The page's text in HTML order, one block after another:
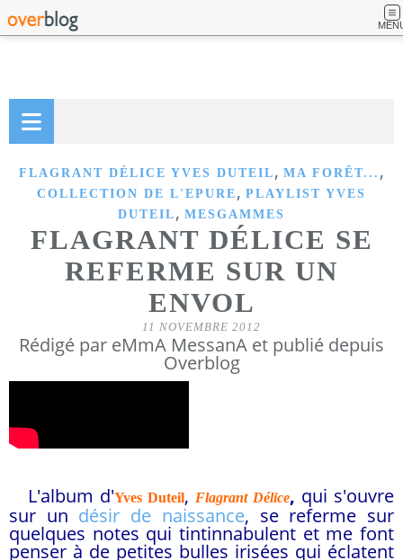
FLAGRANT DÉLICE YVES DUTEIL , MA FORÊT... ,
COLLECTION DE L'EPURE , PLAYLIST YVES
DUTEIL , MESGAMMES
FLAGRANT DÉLICE SE
REFERME SUR UN
ENVOL
11 NOVEMBRE 2012
Rédigé par eMmA MessanA et publié depuis
Overblog
L'album d'Yves Duteil, Flagrant Délice, qui s'ouvre
sur un désir de naissance, se referme sur
quelques notes qui tintinnabulent et me font
penser à de petites bulles irisées qui éclatent